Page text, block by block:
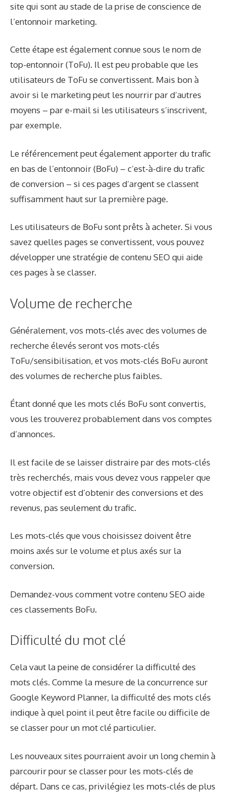
site qui sont au stade de la prise de conscience de
l’entonnoir marketing.
Cette étape est également connue sous le nom de
top-entonnoir (ToFu). Il est peu probable que les
utilisateurs de ToFu se convertissent. Mais bon à
avoir si le marketing peut les nourrir par d’autres
moyens – par e-mail si les utilisateurs s’inscrivent,
par exemple.
Le référencement peut également apporter du trafic
en bas de l’entonnoir (BoFu) – c’est-à-dire du trafic
de conversion – si ces pages d’argent se classent
suffisamment haut sur la première page.
Les utilisateurs de BoFu sont prêts à acheter. Si vous
savez quelles pages se convertissent, vous pouvez
développer une stratégie de contenu SEO qui aide
ces pages à se classer.
Volume de recherche
Généralement, vos mots-clés avec des volumes de
recherche élevés seront vos mots-clés
ToFu/sensibilisation, et vos mots-clés BoFu auront
des volumes de recherche plus faibles.
Étant donné que les mots clés BoFu sont convertis,
vous les trouverez probablement dans vos comptes
d’annonces.
Il est facile de se laisser distraire par des mots-clés
très recherchés, mais vous devez vous rappeler que
votre objectif est d’obtenir des conversions et des
revenus, pas seulement du trafic.
Les mots-clés que vous choisissez doivent être
moins axés sur le volume et plus axés sur la
conversion.
Demandez-vous comment votre contenu SEO aide
ces classements BoFu.
Difficulté du mot clé
Cela vaut la peine de considérer la difficulté des
mots clés. Comme la mesure de la concurrence sur
Google Keyword Planner, la difficulté des mots clés
indique à quel point il peut être facile ou difficile de
se classer pour un mot clé particulier.
Les nouveaux sites pourraient avoir un long chemin à
parcourir pour se classer pour les mots-clés de
départ. Dans ce cas, privilégiez les mots-clés de plus